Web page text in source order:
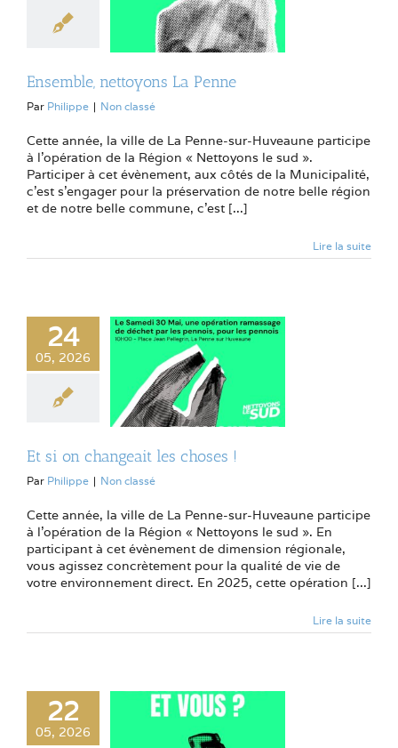
Ensemble, nettoyons La Penne
Par Philippe | Non classé
Cette année, la ville de La Penne-sur-Huveaune participe
à l’opération de la Région « Nettoyons le sud ».
Participer à cet évènement, aux côtés de la Municipalité,
c’est s’engager pour la préservation de notre belle région
et de notre belle commune, c’est [...]
Lire la suite
24
05, 2026
Et si on changeait les choses !
Par Philippe | Non classé
Cette année, la ville de La Penne-sur-Huveaune participe
à l’opération de la Région « Nettoyons le sud ». En
participant à cet évènement de dimension régionale,
vous agissez concrètement pour la qualité de vie de
votre environnement direct. En 2025, cette opération [...]
Lire la suite
22
05, 2026